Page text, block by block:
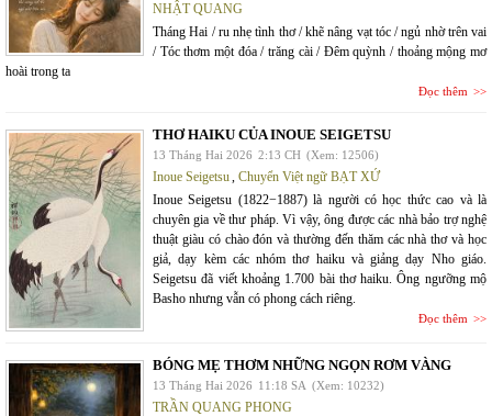
NHẬT QUANG
Tháng Hai / ru nhẹ tình thơ / khẽ nâng vạt tóc / ngủ nhờ trên vai
/ Tóc thơm một đóa / trăng cài / Đêm quỳnh / thoảng mộng mơ
hoài trong ta
Đọc thêm
THƠ HAIKU CỦA INOUE SEIGETSU
13 Tháng Hai 2026 2:13 CH (Xem: 12506)
Inoue Seigetsu, Chuyển Việt ngữ BẠT XỨ
Inoue Seigetsu (1822−1887) là người có học thức cao và là
chuyên gia về thư pháp. Vì vậy, ông được các nhà bảo trợ nghệ
thuật giàu có chào đón và thường đến thăm các nhà thơ và học
giả, dạy kèm các nhóm thơ haiku và giảng dạy Nho giáo.
Seigetsu đã viết khoảng 1.700 bài thơ haiku. Ông ngưỡng mộ
Basho nhưng vẫn có phong cách riêng.
Đọc thêm
BÓNG MẸ THƠM NHỮNG NGỌN RƠM VÀNG
13 Tháng Hai 2026 11:18 SA (Xem: 10232)
TRẦN QUANG PHONG